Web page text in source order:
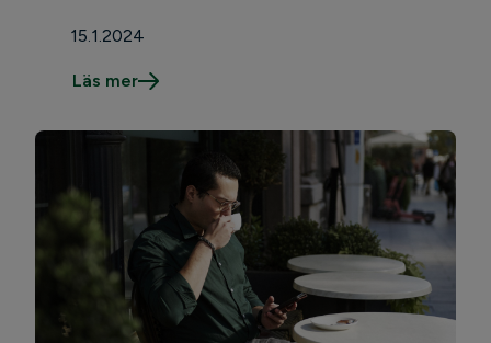
15.1.2024
Läs mer